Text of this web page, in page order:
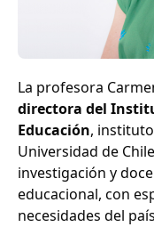
La profesora
directora del
Educación,
Universidad de
investigación y
educacional, con
necesidades del